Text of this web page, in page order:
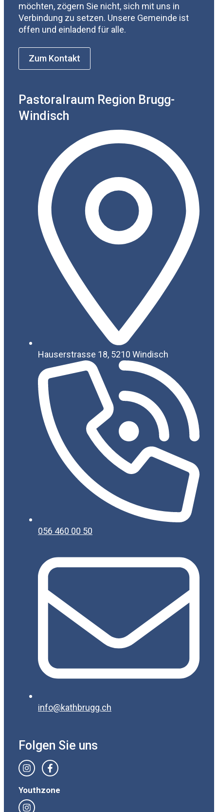
möchten, zögern Sie nicht, sich mit uns in
Verbindung zu setzen. Unsere Gemeinde ist
offen und einladend für alle.
Zum Kontakt
Pastoralraum Region Brugg-
Windisch
Hauserstrasse 18, 5210 Windisch
056 460 00 50
info@kathbrugg.ch
Folgen Sie uns
Youthzone